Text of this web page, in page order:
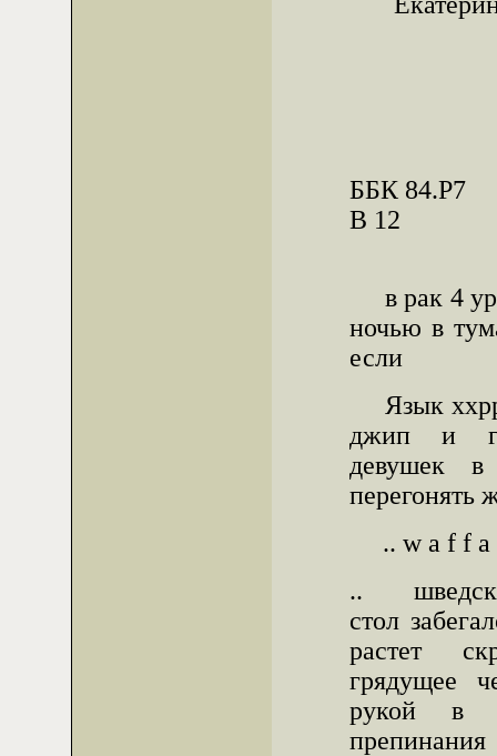
ББК 84.Р7
В 12
в рак 4
ночью в
если
Язык
джип и
девушек
перегонять
.. w a f f a
..
стол
растет
грядущее
рукой в
препинания